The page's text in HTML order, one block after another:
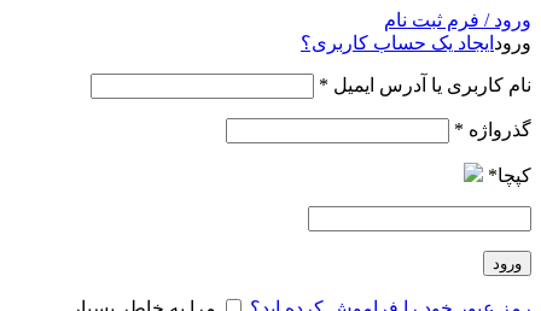
ورود / فرم ثبت نام
ورود ایجاد یک حساب کاربری؟
نام کاربری یا آدرس ایمیل *
گذرواژه *
کپچا*
ورود